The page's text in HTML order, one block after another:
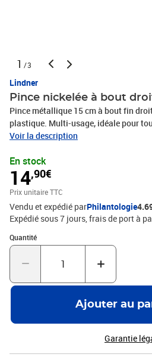
1 /3
Lindner
Pince nickelée à bout
Pince métallique 15 cm à bout fin
plastique. Multi-usage, idéale pour
Voir la description
En stock
14,90€
Prix unitaire TTC
Vendu et expédié parPhilantologie
Expédié sous 7 jours, frais de port à
Quantité
Quantité : 1
Ajouter au
Garantie